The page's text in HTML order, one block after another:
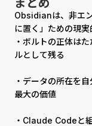
まとめ
Obsidianは、非エ
に置く」ための現実
・ボルトの正体は
ルとして残る
・データの所在を
最大の価値
・Claude Codeと